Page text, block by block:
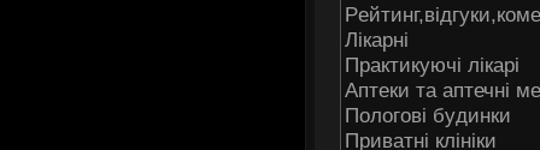
Лікаpні
Пpaктикуючі лікарі
Aптеки та аптечні
Пoлoгoві бyдинки
Приватні клініки